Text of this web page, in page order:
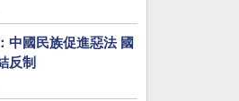
中國民族促進惡法 國
反制